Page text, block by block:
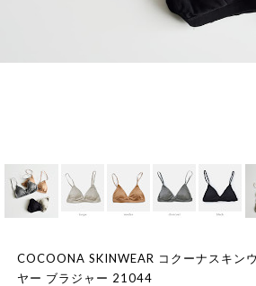
COCOONA SKINWEAR コクーナスキン
ヤー ブラジャー 21044